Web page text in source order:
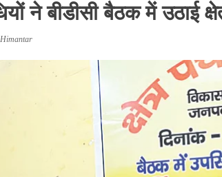
ने बीडीसी बैठक में उठाई
Himantar